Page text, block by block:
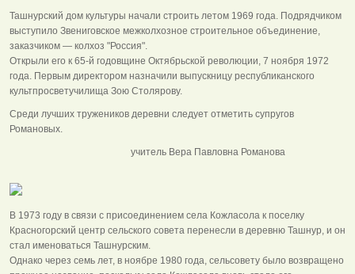
Ташнурский дом культуры начали строить летом 1969 года. Подрядчиком
выступило Звениговское межколхозное строительное объединение,
заказчиком — колхоз "Россия".
Открыли его к 65-й годовщине Октябрьской революции, 7 ноября 1972
года. Первым директором назначили выпускницу республиканского
культпросветучилища Зою Столярову.
Среди лучших тружеников деревни следует отметить супругов
Романовых.
учитель Вера Павловна Романова
В 1973 году в связи с присоединением села Кожласола к поселку
Красногорский центр сельского совета перенесли в деревню Ташнур, и он
стал именоваться Ташнурским.
Однако через семь лет, в ноябре 1980 года, сельсовету было возвращено